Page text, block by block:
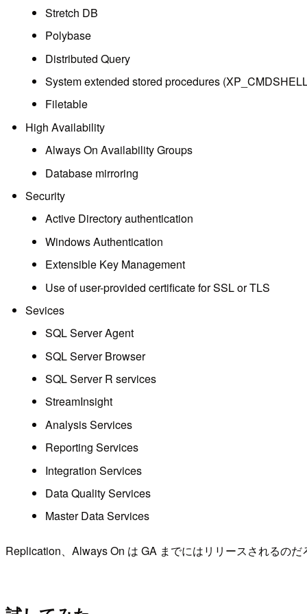
Stretch DB
Polybase
Distributed Query
System extended stored procedures
Filetable
High Availability
Always On Availability Groups
Database mirroring
Security
Active Directory authentication
Windows Authentication
Extensible Key Management
Use of user-provided certificate for SSL or TLS
Sevices
SQL Server Agent
SQL Server Browser
SQL Server R services
StreamInsight
Analysis Services
Reporting Services
Integration Services
Data Quality Services
Master Data Services
Replication、Always On は GA までにはリリースされるのだ